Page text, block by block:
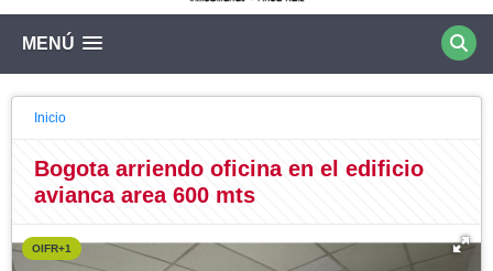
MENÚ
Inicio
Bogota arriendo oficina en el edificio
avianca area 600 mts
OIFR+1